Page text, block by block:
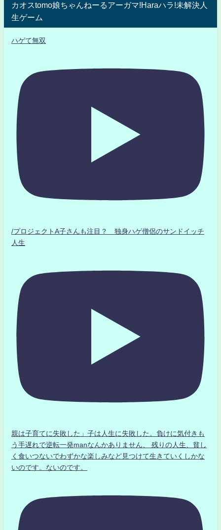
カオスtomo娘ちゃんねーるアーガマ!Haraハラ!未解決人
生ゲーム
ハゲて無双
/プロジェクトA子さんも注目？ 独身ハゲ僧侶のサンドイッチ
人生
親は子育てに失敗した」子は人生に失敗した。負けに気付きも
う手遅れで逆転一発manなんかありません、 残りの人生、貧し
く食いつないでわずかな楽しみなど見つけて生きていくしかな
いのです。ないのです。